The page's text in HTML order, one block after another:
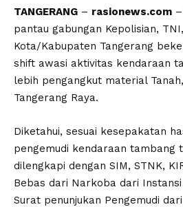
TANGERANG – rasionews.com
pantau gabungan Kepolisian,
Kota/Kabupaten Tangerang
shift awasi aktivitas kendaraan
lebih pengangkut material
Tangerang Raya.
Diketahui, sesuai kesepakatan
pengemudi kendaraan tambang
dilengkapi dengan SIM, STNK,
Bebas dari Narkoba dari
Surat penunjukan Pengemudi